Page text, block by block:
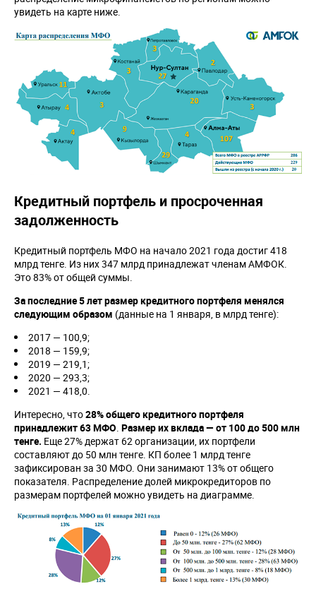
увидеть на карте ниже.
Кредитный портфель и просроченная
задолженность
Кредитный портфель МФО на начало 2021 года достиг 418
млрд тенге. Из них 347 млрд принадлежат членам АМФОК.
Это 83% от общей суммы.
За последние 5 лет размер кредитного портфеля менялся
следующим образом (данные на 1 января, в млрд тенге):
2017 — 100,9;
2018 — 159,9;
2019 — 219,1;
2020 — 293,3;
2021 — 418,0.
Интересно, что28% общего кредитного портфеля
принадлежит 63 МФО. Размер их вклада — от 100 до 500 млн
тенге. Еще 27% держат 62 организации, их портфели
составляют до 50 млн тенге. КП более 1 млрд тенге
зафиксирован за 30 МФО. Они занимают 13% от общего
показателя. Распределение долей микрокредиторов по
размерам портфелей можно увидеть на диаграмме.